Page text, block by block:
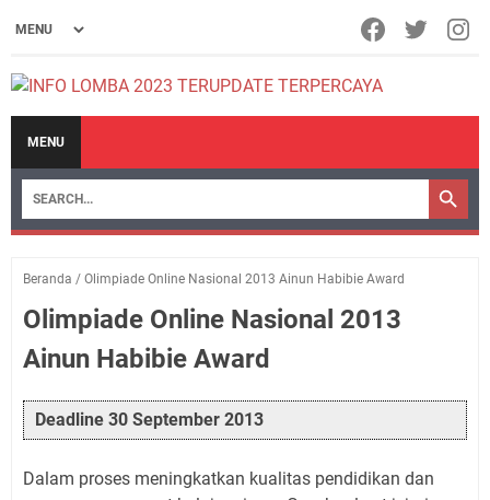
MENU
Beranda / Olimpiade Online Nasional 2013 Ainun Habibie Award
Olimpiade Online Nasional 2013
Ainun Habibie Award
Deadline 30 September 2013
Dalam proses meningkatkan kualitas pendidikan dan